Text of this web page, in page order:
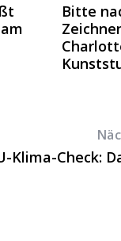
Bitte
Klima-Check: